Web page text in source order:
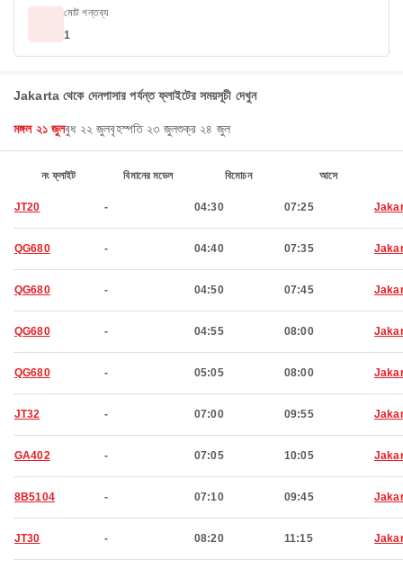
মোট গন্তব্য
1
Jakarta থেকে দেনপাসার পর্যন্ত ফ্লাইটের সময়সূচী দেখুন
মঙ্গল ২১ জুলবুধ ২২ জুলবৃহস্পতি ২৩ জুলশুক্র ২৪ জুল
নং ফ্লাইট বিমানের মডেল বিমোচন আসে
JT20 - 04:30 07:25
QG680 - 04:40 07:35
QG680 - 04:50 07:45
QG680 - 04:55 08:00
QG680 - 05:05 08:00
JT32 - 07:00 09:55
GA402 - 07:05 10:05
8B5104 - 07:10 09:45
JT30 - 08:20 11:15